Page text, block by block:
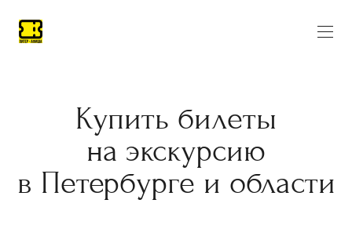
Купить билеты
на экскурсию
в Петербурге и области